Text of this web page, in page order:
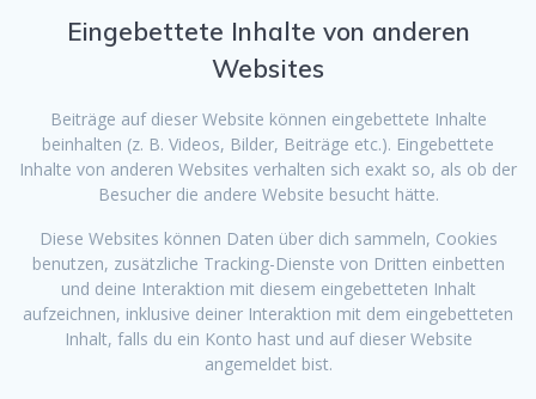
Eingebettete Inhalte von anderen
Websites
Beiträge auf dieser Website können eingebettete Inhalte
beinhalten (z. B. Videos, Bilder, Beiträge etc.). Eingebettete
Inhalte von anderen Websites verhalten sich exakt so, als ob der
Besucher die andere Website besucht hätte.
Diese Websites können Daten über dich sammeln, Cookies
benutzen, zusätzliche Tracking-Dienste von Dritten einbetten
und deine Interaktion mit diesem eingebetteten Inhalt
aufzeichnen, inklusive deiner Interaktion mit dem eingebetteten
Inhalt, falls du ein Konto hast und auf dieser Website
angemeldet bist.